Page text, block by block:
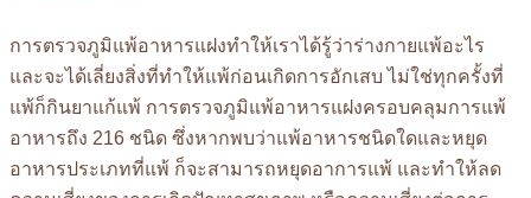
การตรวจภูมิแพ้อาหารแฝงทำให้เราได้รู้ว่าร่างกายแพ้อะไร
และจะได้เลี่ยงสิ่งที่ทำให้แพ้ก่อนเกิดการอักเสบ ไม่ใช่ทุกครั้งที่
แพ้ก็กินยาแก้แพ้ การตรวจภูมิแพ้อาหารแฝงครอบคลุมการแพ้
อาหารถึง 216 ชนิด ซึ่งหากพบว่าแพ้อาหารชนิดใดและหยุด
อาหารประเภทที่แพ้ ก็จะสามารถหยุดอาการแพ้ และทำให้ลด